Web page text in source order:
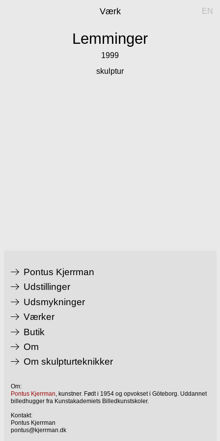
Værk EN
Lemminger
1999
skulptur
Pontus Kjerrman
Udstillinger
Udsmykninger
Værker
Butik
Om
Om skulpturteknikker
Om:
Pontus Kjerrman, kunstner. Født i 1954 og opvokset i Göteborg. Uddannet
billedhugger fra Kunstakademiets Billedkunstskoler.
Kontakt:
Pontus Kjerrman
pontus@kjerrman.dk